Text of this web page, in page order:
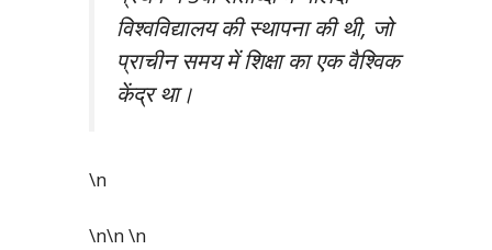
विश्वविद्यालय की स्थापना की थी, जो
प्राचीन समय में शिक्षा का एक वैश्विक
केंद्र था।
\n
\n\n\n